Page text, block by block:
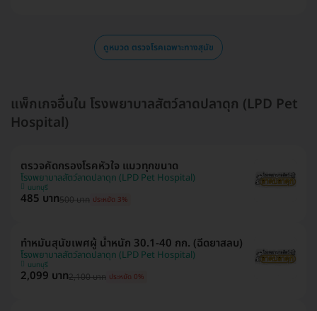
ดูหมวด ตรวจโรคเฉพาะทางสุนัข
แพ็กเกจอื่นใน โรงพยาบาลสัตว์ลาดปลาดุก (LPD Pet
Hospital)
ตรวจคัดกรองโรคหัวใจ แมวทุกขนาด
โรงพยาบาลสัตว์ลาดปลาดุก (LPD Pet Hospital)
นนทบุรี
485 บาท500 บาท ประหยัด 3%
ทำหมันสุนัขเพศผู้ น้ำหนัก 30.1-40 กก. (ฉีดยาสลบ)
โรงพยาบาลสัตว์ลาดปลาดุก (LPD Pet Hospital)
นนทบุรี
2,099 บาท2,100 บาท ประหยัด 0%